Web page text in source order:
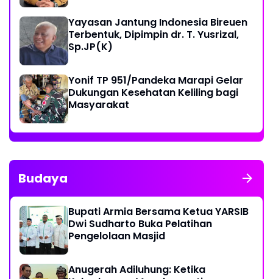
Yayasan Jantung Indonesia Bireuen
Terbentuk, Dipimpin dr. T. Yusrizal,
Sp.JP(K)
Yonif TP 951/Pandeka Marapi Gelar
Dukungan Kesehatan Keliling bagi
Masyarakat
Budaya
Bupati Armia Bersama Ketua YARSIB
Dwi Sudharto Buka Pelatihan
Pengelolaan Masjid
Anugerah Adiluhung: Ketika